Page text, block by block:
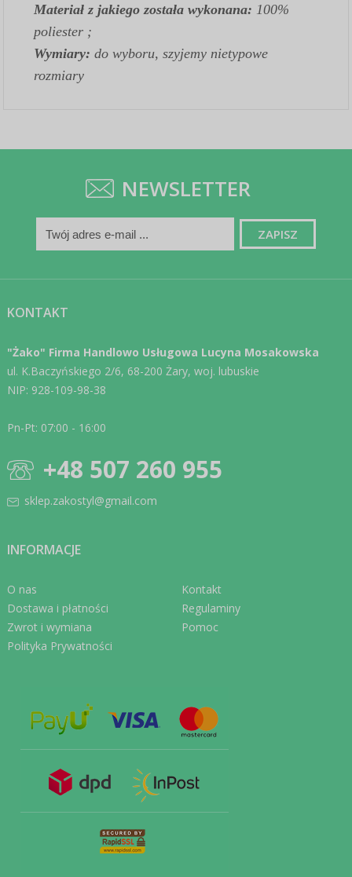
Materiał z jakiego została wykonana: 100%
poliester ;
Wymiary: do wyboru,szyjemy nietypowe
rozmiary
NEWSLETTER
KONTAKT
"Żako" Firma Handlowo Usługowa Lucyna Mosakowska
ul. K.Baczyńskiego 2/6, 68-200 Żary, woj. lubuskie
NIP: 928-109-98-38
Pn-Pt: 07:00 - 16:00
+48 507 260 955
sklep.zakostyl@gmail.com
INFORMACJE
O nas
Dostawa i płatności
Zwrot i wymiana
Polityka Prywatności
Kontakt
Regulaminy
Pomoc